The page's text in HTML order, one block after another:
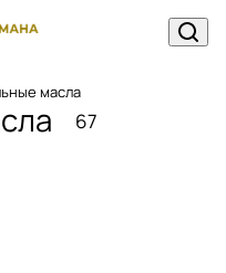
масла
67